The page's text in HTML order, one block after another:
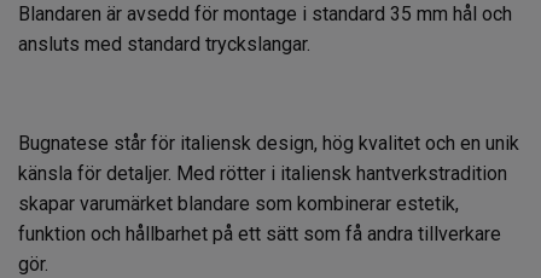
Blandaren är avsedd för montage i standard 35 mm hål och
ansluts med standard tryckslangar.
Bugnatese står för italiensk design, hög kvalitet och en unik
känsla för detaljer. Med rötter i italiensk hantverkstradition
skapar varumärket blandare som kombinerar estetik,
funktion och hållbarhet på ett sätt som få andra tillverkare
gör.